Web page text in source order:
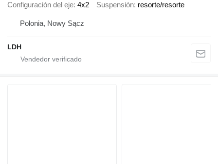
Configuración del eje 4x2 Suspensión resorte/resorte
Polonia, Nowy Sącz
LDH